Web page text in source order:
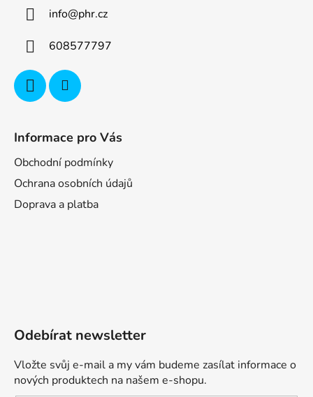
info@phr.cz
608577797
Informace pro Vás
Obchodní podmínky
Ochrana osobních údajů
Doprava a platba
Odebírat newsletter
Vložte svůj e-mail a my vám budeme zasílat informace o
nových produktech na našem e-shopu.